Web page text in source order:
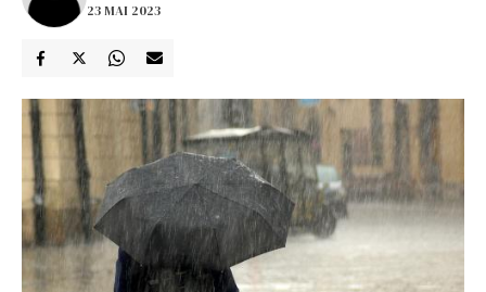
23 MAI 2023